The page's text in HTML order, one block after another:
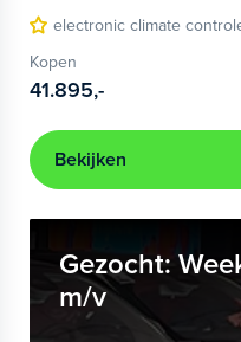
electronic climate
Kopen
41.895,-
Bekijken
Gezocht:
m/v